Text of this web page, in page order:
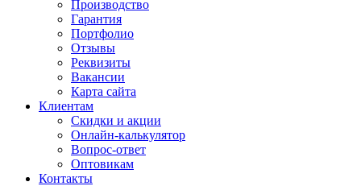
Производство
Гарантия
Портфолио
Отзывы
Реквизиты
Вакансии
Карта сайта
Клиентам
Скидки и акции
Онлайн-калькулятор
Вопрос-ответ
Оптовикам
Контакты